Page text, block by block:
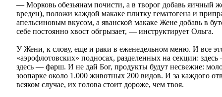
— Морковь обезьянам почисти, а в творог добавь яичный
вреден), положи каждой макаке плитку гематогена и
апельсиновым вкусом, а яванской макаке Жене добавь в
себе постоянно хвост обгрызает, — инструктирует Ольга.
У Жени, к слову, еще и раки в еженедельном меню. И все
«аэрофлотовских» подносах, разделенных на секции:
здесь — фарш. И не дай Бог, продукты будут несвежие:
зоопарке около 1.000 животных 200 видов. И за каждого
всяком случае, их голова стоит дороже, чем твоя.